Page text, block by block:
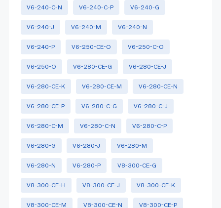
V6-240-C-N V6-240-C-P V6-240-G
V6-240-J V6-240-M V6-240-N
V6-240-P V6-250-CE-O V6-250-C-O
V6-250-O V6-280-CE-G V6-280-CE-J
V6-280-CE-K V6-280-CE-M V6-280-CE-N
V6-280-CE-P V6-280-C-G V6-280-C-J
V6-280-C-M V6-280-C-N V6-280-C-P
V6-280-G V6-280-J V6-280-M
V6-280-N V6-280-P V8-300-CE-G
V8-300-CE-H V8-300-CE-J V8-300-CE-K
V8-300-CE-M V8-300-CE-N V8-300-CE-P